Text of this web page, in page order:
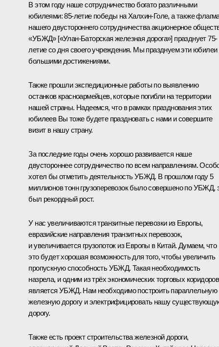
В этом году наше сотрудничество богато различными
юбилеями: 85-летие победы на Халхин-Голе, а также
нашего двустороннего сотрудничества акционерное
«УБЖД» [«Улан-Баторская железная дорога»] празднует 75-
летие со дня своего учреждения. Мы празднуем эти юбилеи
большими достижениями.
Также прошли экспедиционные работы по выявлению
останков красноармейцев, которые погибли на территории
нашей страны. Надеемся, что в рамках празднования этих
юбилеев Вы тоже будете праздновать с нами и совершите
визит в нашу страну.
За последние годы очень хорошо развивается наше
двустороннее сотрудничество по всем направлениям.
хотел бы отметить деятельность УБЖД. В прошлом году 5
миллионов тонн грузоперевозок было совершено по УБЖД,
был рекордный рост.
У нас увеличиваются транзитные перевозки из Европы,
евразийские направления транзитных перевозок,
и увеличивается грузопоток из Европы в Китай. Думаем, что
это будет хорошая возможность для того, чтобы увеличить
пропускную способность УБЖД. Такая необходимость
назрела, и одним из трёх экономических торговых коридоров
является УБЖД. Нам необходимо построить параллельную
железную дорогу и электрифицировать нашу
дорогу.
Также есть проект строительства железной дороги,